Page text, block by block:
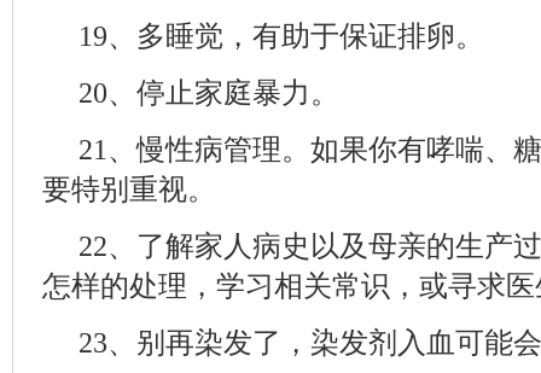
19、多睡觉，有助于保证排卵。
20、停止家庭暴力。
21、慢性病管理。如果你有哮喘、
要特别重视。
22、了解家人病史以及母亲的生产
怎样的处理，学习相关常识，或寻求
23、别再染发了，染发剂入血可能